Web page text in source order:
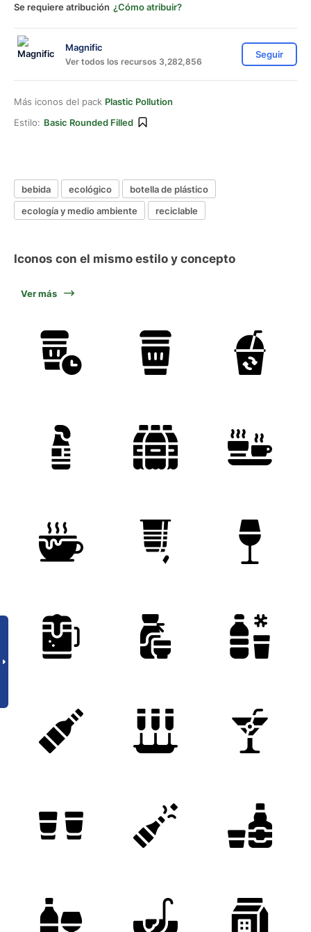
Se requiere atribución ¿Cómo atribuir?
Magnific
Ver todos los recursos 3,282,856
Seguir
Más iconos del pack Plastic Pollution
Estilo: Basic Rounded Filled
bebida ecológico
botella de plástico
ecología y medio ambiente
reciclable
Iconos con el mismo estilo y concepto
Ver más